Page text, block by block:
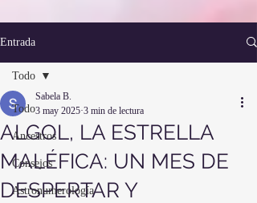
Entrada
Todo
Ancestros
Consejos
Astronumerología
Todo
ALGOL, LA ESTRELLA
MALÉFICA: UN MES DE
DESPERTAR Y
Sabela B.
3 may 2025 3 min de lectura